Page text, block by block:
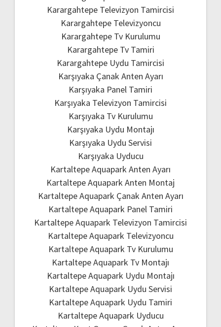
Karargahtepe Televizyon Tamircisi
Karargahtepe Televizyoncu
Karargahtepe Tv Kurulumu
Karargahtepe Tv Tamiri
Karargahtepe Uydu Tamircisi
Karşıyaka Çanak Anten Ayarı
Karşıyaka Panel Tamiri
Karşıyaka Televizyon Tamircisi
Karşıyaka Tv Kurulumu
Karşıyaka Uydu Montajı
Karşıyaka Uydu Servisi
Karşıyaka Uyducu
Kartaltepe Aquapark Anten Ayarı
Kartaltepe Aquapark Anten Montaj
Kartaltepe Aquapark Çanak Anten Ayarı
Kartaltepe Aquapark Panel Tamiri
Kartaltepe Aquapark Televizyon Tamircisi
Kartaltepe Aquapark Televizyoncu
Kartaltepe Aquapark Tv Kurulumu
Kartaltepe Aquapark Tv Montajı
Kartaltepe Aquapark Uydu Montajı
Kartaltepe Aquapark Uydu Servisi
Kartaltepe Aquapark Uydu Tamiri
Kartaltepe Aquapark Uyducu